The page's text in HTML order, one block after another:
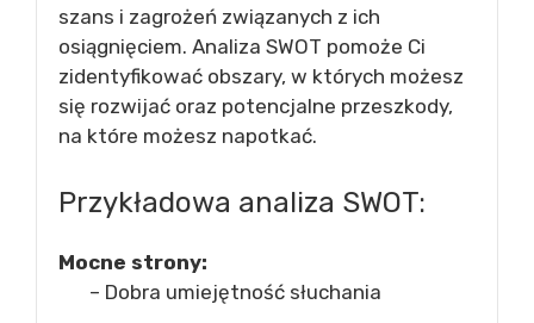
szans i zagrożeń związanych z ich
osiągnięciem. Analiza SWOT pomoże Ci
zidentyfikować obszary, w których możesz
się rozwijać oraz potencjalne przeszkody,
na które możesz napotkać.
Przykładowa analiza SWOT:
Mocne strony:
– Dobra umiejętność słuchania